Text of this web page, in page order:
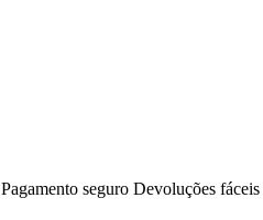
Pagamento seguro Devoluções fáceis